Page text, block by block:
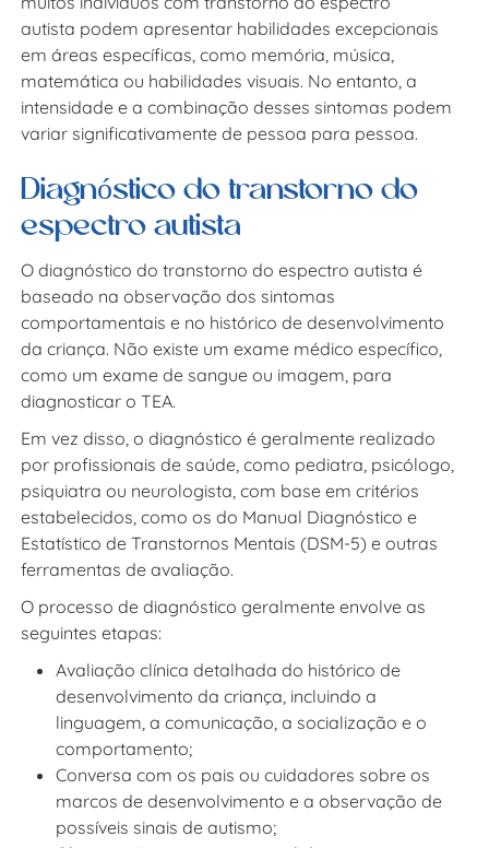
autista podem apresentar habilidades excepcionais
em áreas específicas, como memória, música,
matemática ou habilidades visuais. No entanto, a
intensidade e a combinação desses sintomas podem
variar significativamente de pessoa para pessoa.
Diagnóstico do transtorno do
espectro autista
O diagnóstico do transtorno do espectro autista é
baseado na observação dos sintomas
comportamentais e no histórico de desenvolvimento
da criança. Não existe um exame médico específico,
como um exame de sangue ou imagem, para
diagnosticar o TEA.
Em vez disso, o diagnóstico é geralmente realizado
por profissionais de saúde, como pediatra, psicólogo,
psiquiatra ou neurologista, com base em critérios
estabelecidos, como os do Manual Diagnóstico e
Estatístico de Transtornos Mentais (DSM-5) e outras
ferramentas de avaliação.
O processo de diagnóstico geralmente envolve as
seguintes etapas:
Avaliação clínica detalhada do histórico de
desenvolvimento da criança, incluindo a
linguagem, a comunicação, a socialização e o
comportamento;
Conversa com os pais ou cuidadores sobre os
marcos de desenvolvimento e a observação de
possíveis sinais de autismo;